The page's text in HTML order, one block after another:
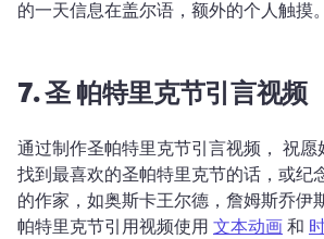
的一天信息在盖尔语，额外的个人触摸。
7.圣帕特里克节引言视频
通过制作圣帕特里克节引言视频，
找到最喜欢的圣帕特里克节的话，或纪
的作家，如奥斯卡王尔德，詹姆斯乔伊
帕特里克节引用视频使用 文本动画 和